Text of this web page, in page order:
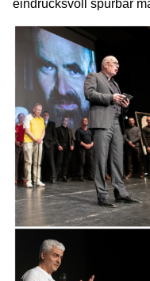
eindrucksvoll spürbar